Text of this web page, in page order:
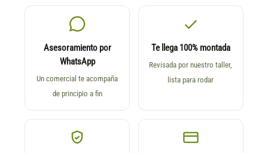
Asesoramiento por
WhatsApp
Un comercial te acompaña
de principio a fin
Te llega 100% montada
Revisada por nuestro taller,
lista para rodar